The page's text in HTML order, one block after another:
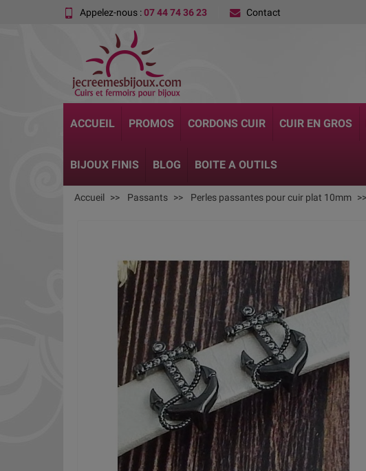
Appelez-nous :07 44 74 36 23 Contact
ACCUEIL PROMOS CORDONS CUIR CUIR EN GROS
BIJOUX FINIS BLOG BOITE A OUTILS
Accueil Passants Perles passantes pour cuir plat 10mm